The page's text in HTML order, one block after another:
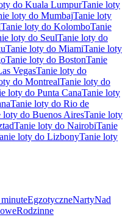
do Kuala LumpurTanie loty
loty do MumbajTanie loty
Tanie loty do KolomboTanie
loty do SeulTanie loty do
Tanie loty do MiamiTanie loty
Tanie loty do BostonTanie
VegasTanie loty do
do MontrealTanie loty do
loty do Punta CanaTanie loty
Tanie loty do Rio de
loty do Buenos AiresTanie loty
Tanie loty do NairobiTanie
loty do LizbonyTanie loty
EgzotyczneNartyNad
Rodzinne